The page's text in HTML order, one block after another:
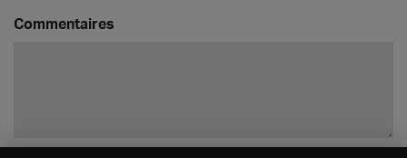
Commentaires